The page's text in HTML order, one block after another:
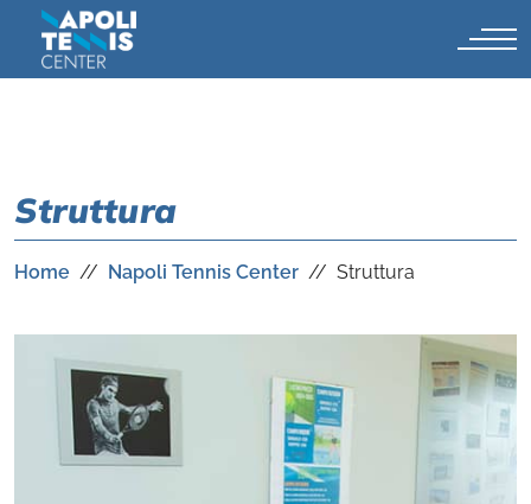
Struttura
Home // Napoli Tennis Center // Struttura